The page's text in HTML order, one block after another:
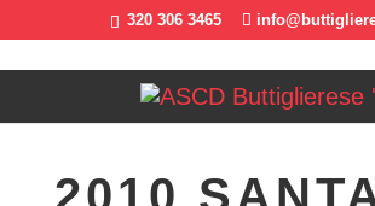
320 306 3465
2010